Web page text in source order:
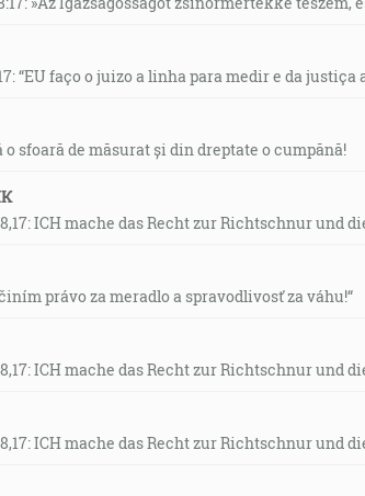
“EU faço o juizo a linha para medir e da justiça
sfoară de măsurat și din dreptate o cumpănă!
ICH mache das Recht zur Richtschnur und
právo za meradlo a spravodlivosť za váhu!“
ICH mache das Recht zur Richtschnur und
ICH mache das Recht zur Richtschnur und